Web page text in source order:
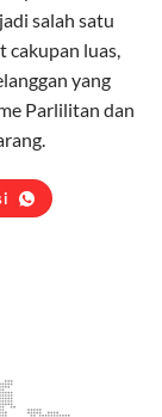
salah satu
luas,
yang
Parlilitan dan